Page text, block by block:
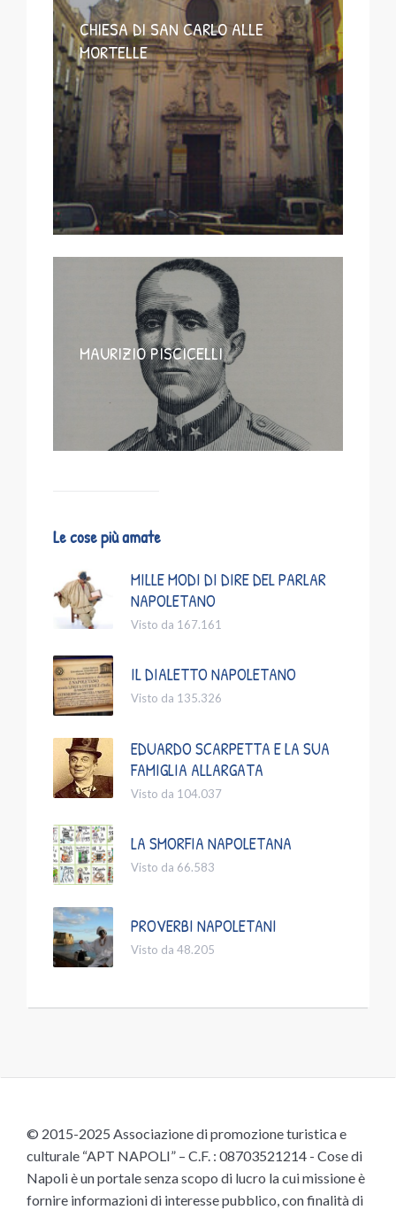
CHIESA DI SAN CARLO ALLE
MORTELLE
MAURIZIO PISCICELLI
Le cose più amate
MILLE MODI DI DIRE DEL PARLAR
NAPOLETANO
Visto da 167.161
IL DIALETTO NAPOLETANO
Visto da 135.326
EDUARDO SCARPETTA E LA SUA
FAMIGLIA ALLARGATA
Visto da 104.037
LA SMORFIA NAPOLETANA
Visto da 66.583
PROVERBI NAPOLETANI
Visto da 48.205
© 2015-2025 Associazione di promozione turistica e
culturale “APT NAPOLI” – C.F. : 08703521214 - Cose di
Napoli è un portale senza scopo di lucro la cui missione è
fornire informazioni di interesse pubblico, con finalità di